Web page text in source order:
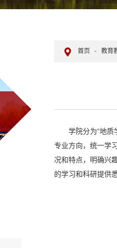
首页 - 教育
学院分为“地
专业方向，统一学
况和特点，明确兴
的学习和科研提供